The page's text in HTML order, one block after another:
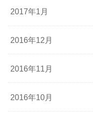
2017年1月
2016年12月
2016年11月
2016年10月